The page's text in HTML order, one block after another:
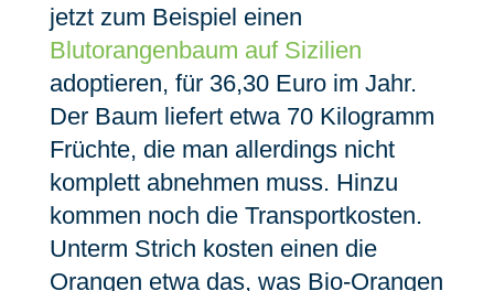
jetzt zum Beispiel einen
Blutorangenbaum auf Sizilien
adoptieren, für 36,30 Euro im Jahr.
Der Baum liefert etwa 70 Kilogramm
Früchte, die man allerdings nicht
komplett abnehmen muss. Hinzu
kommen noch die Transportkosten.
Unterm Strich kosten einen die
Orangen etwa das, was Bio-Orangen